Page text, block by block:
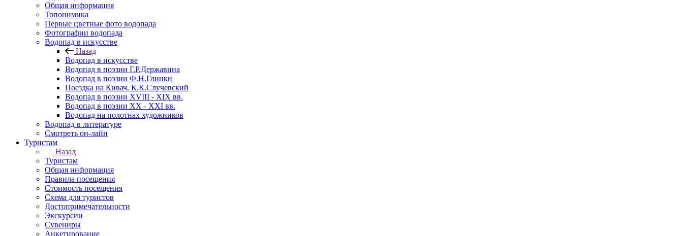
Общая информация
Топонимика
Первые цветные фото водопада
Фотографии водопада
Водопад в искусстве
Назад
Водопад в искусстве
Водопад в поэзии Г.Р.Державина
Водопад в поэзии Ф.Н.Глинки
Поездка на Кивач. К.К.Случевский
Водопад в поэзии XVIII - XIX вв.
Водопад в поэзии XX - XXI вв.
Водопад на полотнах художников
Водопад в литературе
Смотреть он-лайн
Туристам
Назад
Туристам
Общая информация
Правила посещения
Стоимость посещения
Схема для туристов
Достопримечательности
Экскурсии
Сувениры
Анкетирование